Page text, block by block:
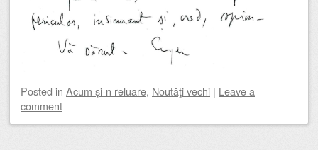
Posted in Acum și-n reluare, Noutăţi vechi | Leave a
comment